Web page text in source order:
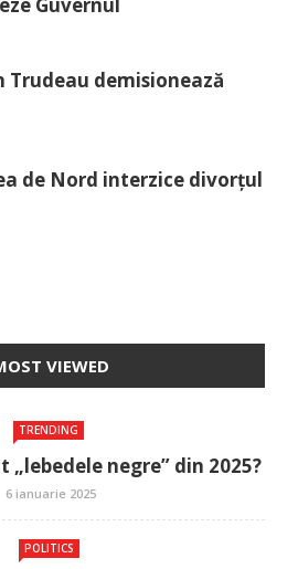
Trudeau demisionează
de Nord interzice divorțul
VIEWED
TRENDING
„lebedele negre” din 2025?
6 ianuarie 2025
POLITICS